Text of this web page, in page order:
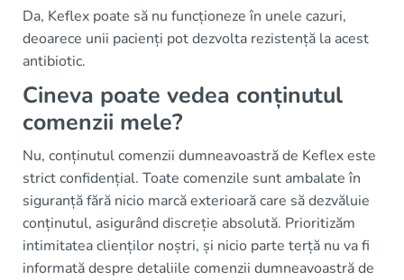
Da, Keflex poate să nu funcționeze în unele cazuri,
deoarece unii pacienți pot dezvolta rezistență la acest
antibiotic.
Cineva poate vedea conținutul
comenzii mele?
Nu, conținutul comenzii dumneavoastră de Keflex este
strict confidențial. Toate comenzile sunt ambalate în
siguranță fără nicio marcă exterioară care să dezvăluie
conținutul, asigurând discreție absolută. Prioritizăm
intimitatea clienților noștri, și nicio parte terță nu va fi
informată despre detaliile comenzii dumneavoastră de